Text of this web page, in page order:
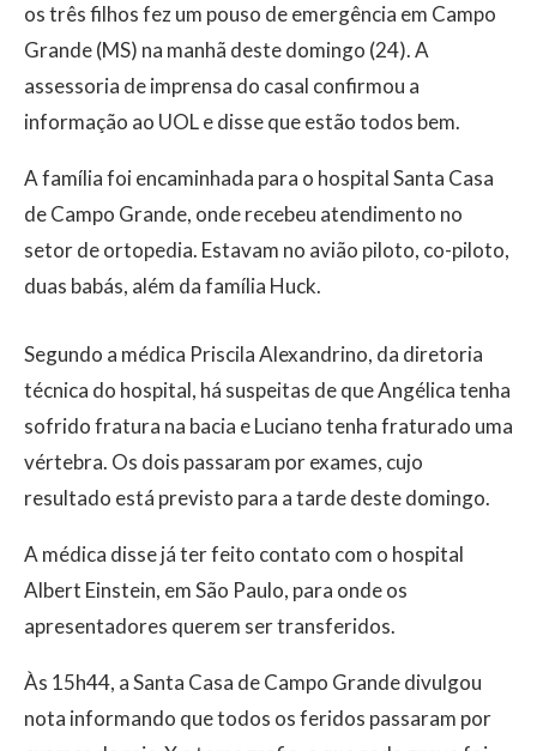
os três filhos fez um pouso de emergência em Campo
Grande (MS) na manhã deste domingo (24). A
assessoria de imprensa do casal confirmou a
informação ao UOL e disse que estão todos bem.
A família foi encaminhada para o hospital Santa Casa
de Campo Grande, onde recebeu atendimento no
setor de ortopedia. Estavam no avião piloto, co-piloto,
duas babás, além da família Huck.
Segundo a médica Priscila Alexandrino, da diretoria
técnica do hospital, há suspeitas de que Angélica tenha
sofrido fratura na bacia e Luciano tenha fraturado uma
vértebra. Os dois passaram por exames, cujo
resultado está previsto para a tarde deste domingo.
A médica disse já ter feito contato com o hospital
Albert Einstein, em São Paulo, para onde os
apresentadores querem ser transferidos.
Às 15h44, a Santa Casa de Campo Grande divulgou
nota informando que todos os feridos passaram por